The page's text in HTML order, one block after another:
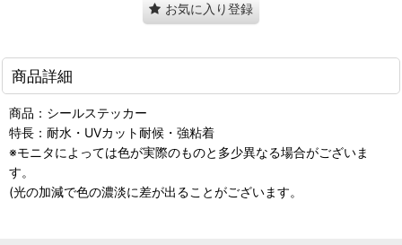
お気に入り登録
商品詳細
商品：シールステッカー
特長：耐水・UVカット耐候・強粘着
※モニタによっては色が実際のものと多少異なる場合がございま
す。
(光の加減で色の濃淡に差が出ることがございます。